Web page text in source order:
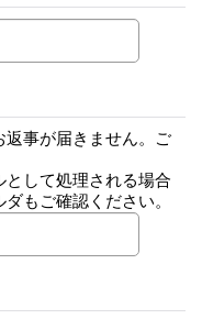
返事が届きません。ご
として処理される場合
もご確認ください。